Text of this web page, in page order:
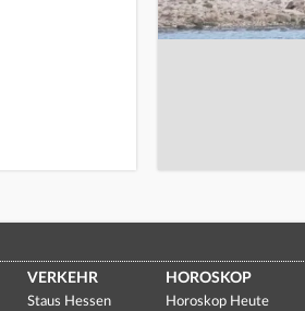
VERKEHR
Staus Hessen
HOROSKOP
Horoskop Heute